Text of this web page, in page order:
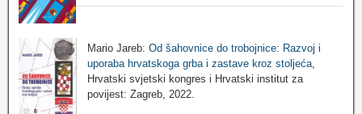
Mario Jareb: Od šahovnice do trobojnice: Razvoj i
uporaba hrvatskoga grba i zastave kroz stoljeća,
Hrvatski svjetski kongres i Hrvatski institut za
povijest: Zagreb, 2022.